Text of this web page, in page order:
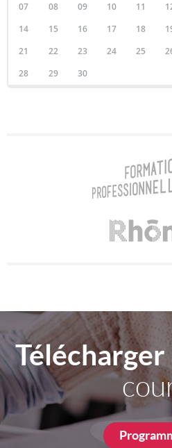
07
08 09 10 11
14
15 16 17 18
21
22 23 24 25
28
29 30
Télécharger